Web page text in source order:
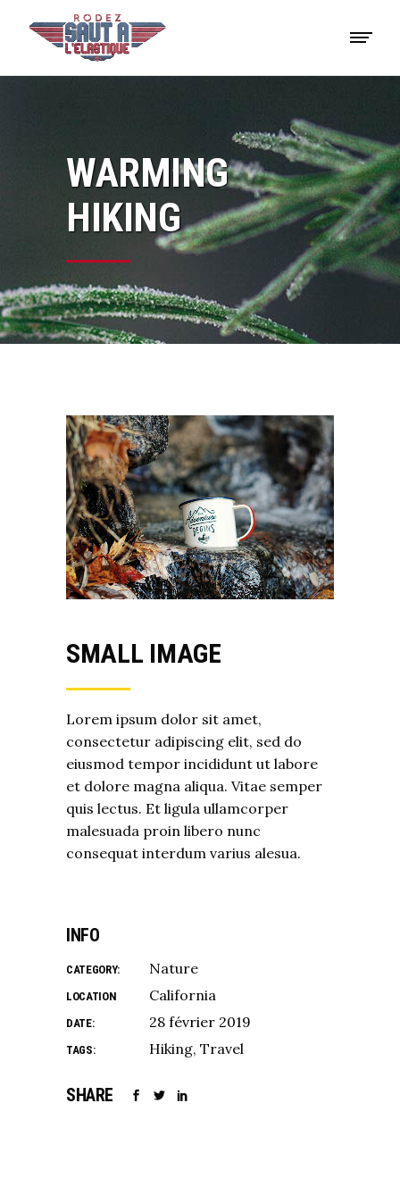
WARMING
HIKING
SMALL IMAGE
Lorem ipsum dolor sit amet,
consectetur adipiscing elit, sed do
eiusmod tempor incididunt ut labore
et dolore magna aliqua. Vitae semper
quis lectus. Et ligula ullamcorper
malesuada proin libero nunc
consequat interdum varius alesua.
INFO
CATEGORY: Nature
LOCATION California
DATE: 28 février 2019
TAGS: Hiking Travel
SHARE